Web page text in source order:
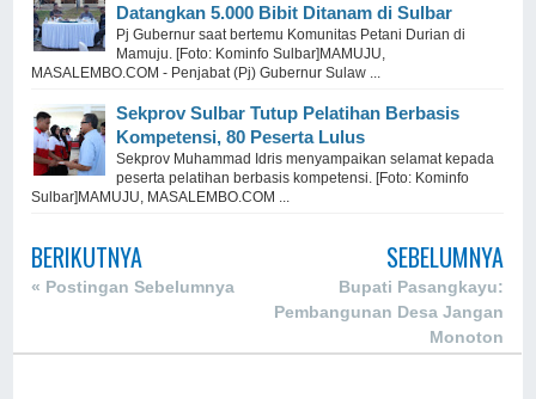
Datangkan 5.000 Bibit Ditanam di Sulbar
Pj Gubernur saat bertemu Komunitas Petani Durian di
Mamuju. [Foto: Kominfo Sulbar]MAMUJU,
MASALEMBO.COM - Penjabat (Pj) Gubernur Sulaw ...
Sekprov Sulbar Tutup Pelatihan Berbasis
Kompetensi, 80 Peserta Lulus
Sekprov Muhammad Idris menyampaikan selamat kepada
peserta pelatihan berbasis kompetensi. [Foto: Kominfo
Sulbar]MAMUJU, MASALEMBO.COM ...
BERIKUTNYA
« Postingan Sebelumnya
SEBELUMNYA
Bupati Pasangkayu:
Pembangunan Desa Jangan
Monoton